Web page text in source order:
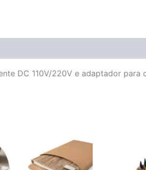
DC 110V/220V e adaptador